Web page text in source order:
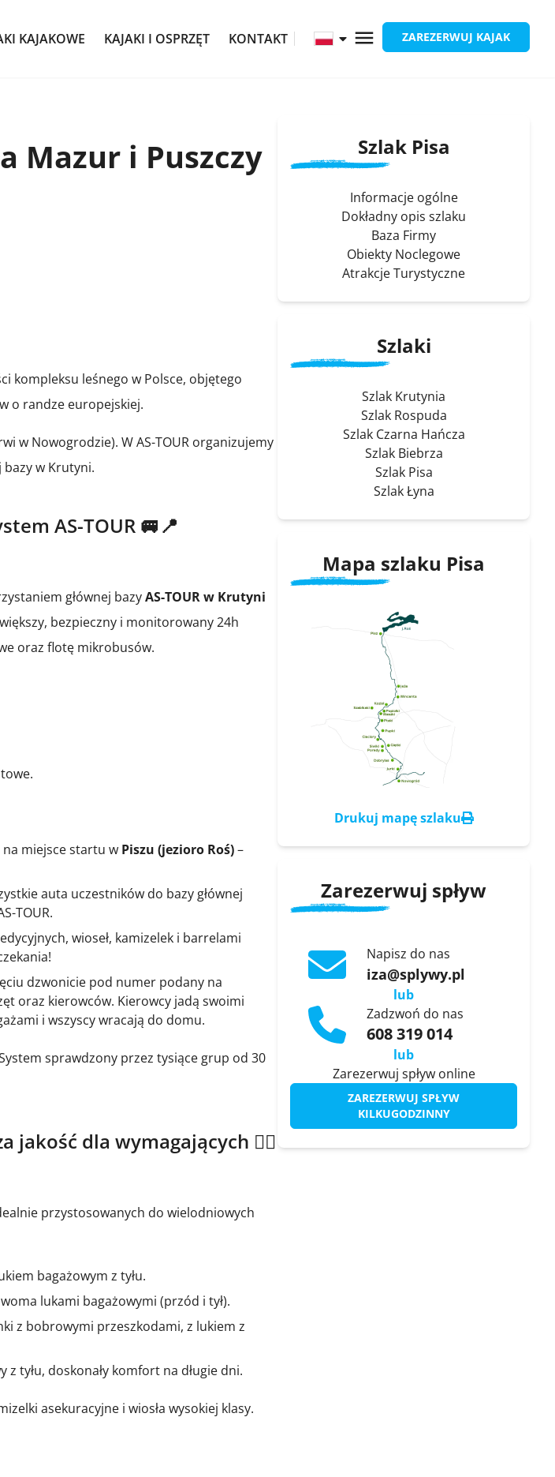
KAJAKOWE KAJAKI I OSPRZĘT KONTAKT ZAREZERWUJ KAJAK
Mazur i Puszczy
kompleksu leśnego w Polsce, objętego
o randze europejskiej.
w Nowogrodzie). W AS-TOUR organizujemy
bazy w Krutyni.
AS-TOUR 🚐📍
głównej bazyAS-TOUR w Krutyni
bezpieczny i monitorowany 24h
oraz flotę mikrobusów.
na miejsce startu w Piszu (jezioro Roś)–
auta uczestników do bazy głównej
TOUR.
wioseł, kamizelek i barrelami
dzwonicie pod numer podany na
oraz kierowców. Kierowcy jadą swoimi
i wszyscy wracają do domu.
sprawdzony przez tysiące grup od 30
jakość dla wymagających 🚣‍♂️
przystosowanych do wielodniowych
bagażowym z tyłu.
lukami bagażowymi (przód i tył).
z bobrowymi przeszkodami, z lukiem z
tyłu, doskonały komfort na długie dni.
asekuracyjne i wiosła wysokiej klasy.
Szlak Pisa
Informacje ogólne
Dokładny opis szlaku
Baza Firmy
Obiekty Noclegowe
Atrakcje Turystyczne
Szlaki
Szlak Krutynia
Szlak Rospuda
Szlak Czarna Hańcza
Szlak Biebrza
Szlak Pisa
Szlak Łyna
Mapa szlaku Pisa
Drukuj mapę szlaku
Zarezerwuj spływ
Napisz do nas
iza@splywy.pl
lub
Zadzwoń do nas
608 319 014
lub
Zarezerwuj spływ online
ZAREZERWUJ SPŁYW
KILKUGODZINNY